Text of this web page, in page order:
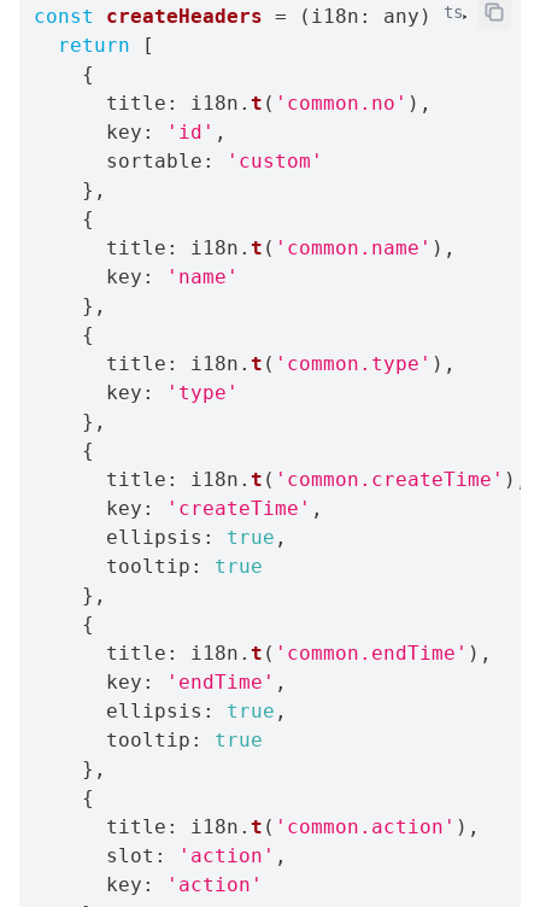
ts
const createHeaders = ( i18n : any ) =>
{
return
[
{
      title
: i18n . t ( 'common.no' ) ,
      key
: 'id' ,
      sortable
:
'custom'
} ,
{
      title
: i18n . t ( 'common.name' ) ,
      key
:
'name'
} ,
{
      title
: i18n . t ( 'common.type' ) ,
      key
:
'type'
} ,
{
      title
: i18n . t ( 'common.createTime' )
      key
: 'createTime' ,
      ellipsis
: true ,
      tooltip
:
true
} ,
{
      title
: i18n . t ( 'common.endTime' ) ,
      key
: 'endTime' ,
      ellipsis
: true ,
      tooltip
:
true
} ,
{
      title
: i18n . t ( 'common.action' ) ,
      slot
: 'action' ,
      key
:
'action'